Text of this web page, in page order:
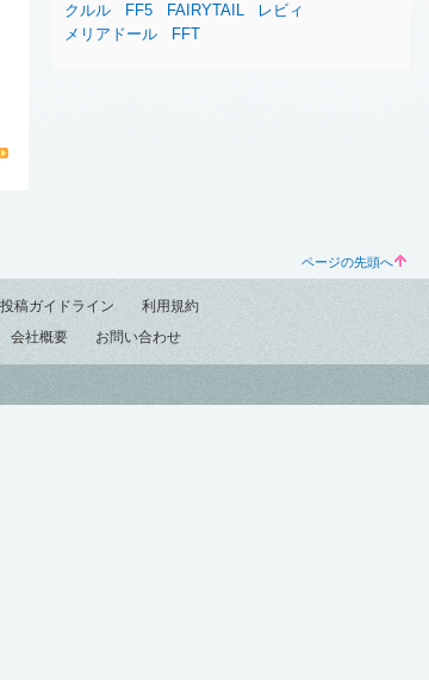
クルル
FF5 FAIRYTAIL
レビィ
メリアドール
FFT
ページの先頭へ
稿ガイドライン
利用規約
会社概要 お問い合わせ